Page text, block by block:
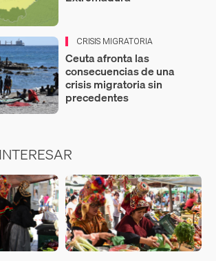
CRISIS MIGRATORIA
Ceuta afronta las
consecuencias de una
crisis migratoria sin
precedentes